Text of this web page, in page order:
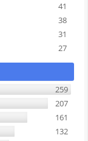
41
38
31
27
259
207
161
132